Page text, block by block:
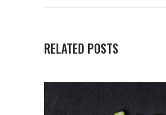
RELATED POSTS